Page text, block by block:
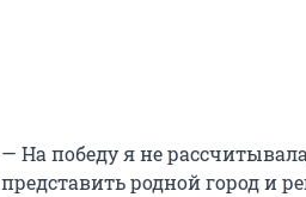
— На победу я не
представить родной город и